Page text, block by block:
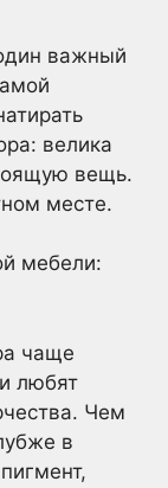
важный
велика
вещь.
месте.
мебели:
чаще
любят
Чем
в